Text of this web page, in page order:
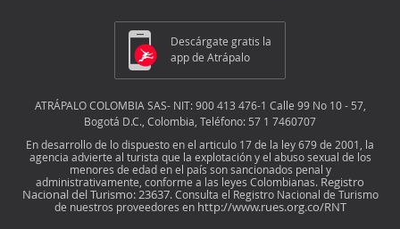
Descárgate gratis la
app de Atrápalo
ATRÁPALO COLOMBIA SAS- NIT: 900 413 476-1 Calle 99 No 10 - 57,
Bogotá D.C., Colombia, Teléfono: 57 1 7460707
En desarrollo de lo dispuesto en el articulo 17 de la ley 679 de 2001, la
agencia advierte al turista que la explotación y el abuso sexual de los
menores de edad en el país son sancionados penal y
administrativamente, conforme a las leyes Colombianas. Registro
Nacional del Turismo: 23637. Consulta el Registro Nacional de Turismo
de nuestros proveedores en http://www.rues.org.co/RNT